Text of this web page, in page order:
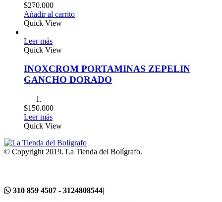
$270.000
Añadir al carrito
Quick View
Leer más
Quick View
INOXCROM PORTAMINAS ZEPELIN
GANCHO DORADO
$150.000
Leer más
Quick View
© Copyright 2019. La Tienda del Bolígrafo.
310 859 4507 - 3124808544|